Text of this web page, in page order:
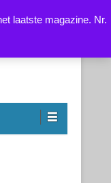
laatste magazine. Nr.